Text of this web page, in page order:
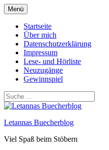
Zum
Inhalt
springen
Menü
Startseite
Über mich
Datenschutzerklärung
Impressum
Lese- und Hörliste
Neuzugänge
Gewinnspiel
Letannas Buecherblog
Viel Spaß beim Stöbern